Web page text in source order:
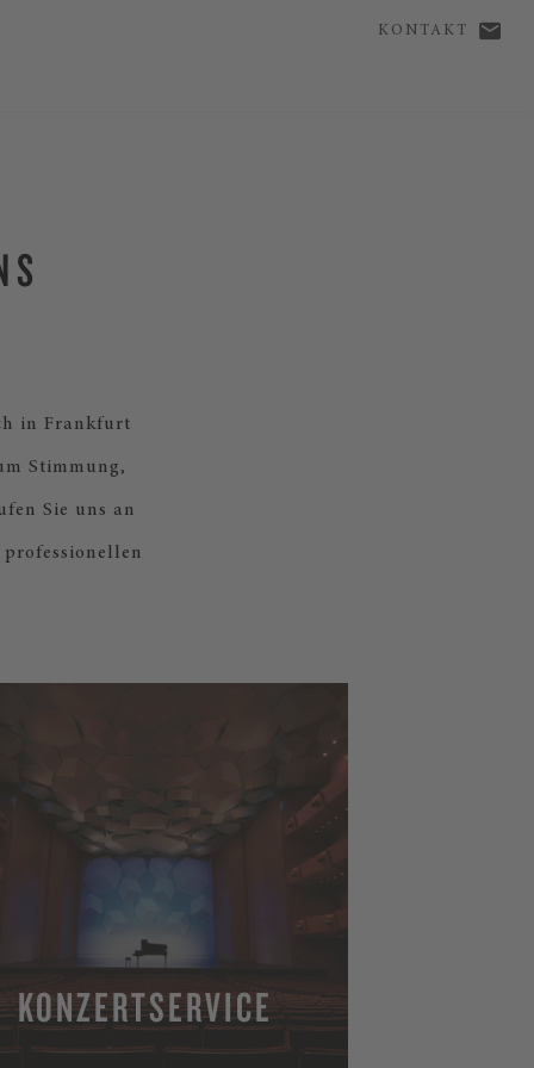
KONTAKT
in Frankfurt
Stimmung,
Sie uns an
KONZERTSERVICE
MEHR ERFAHREN